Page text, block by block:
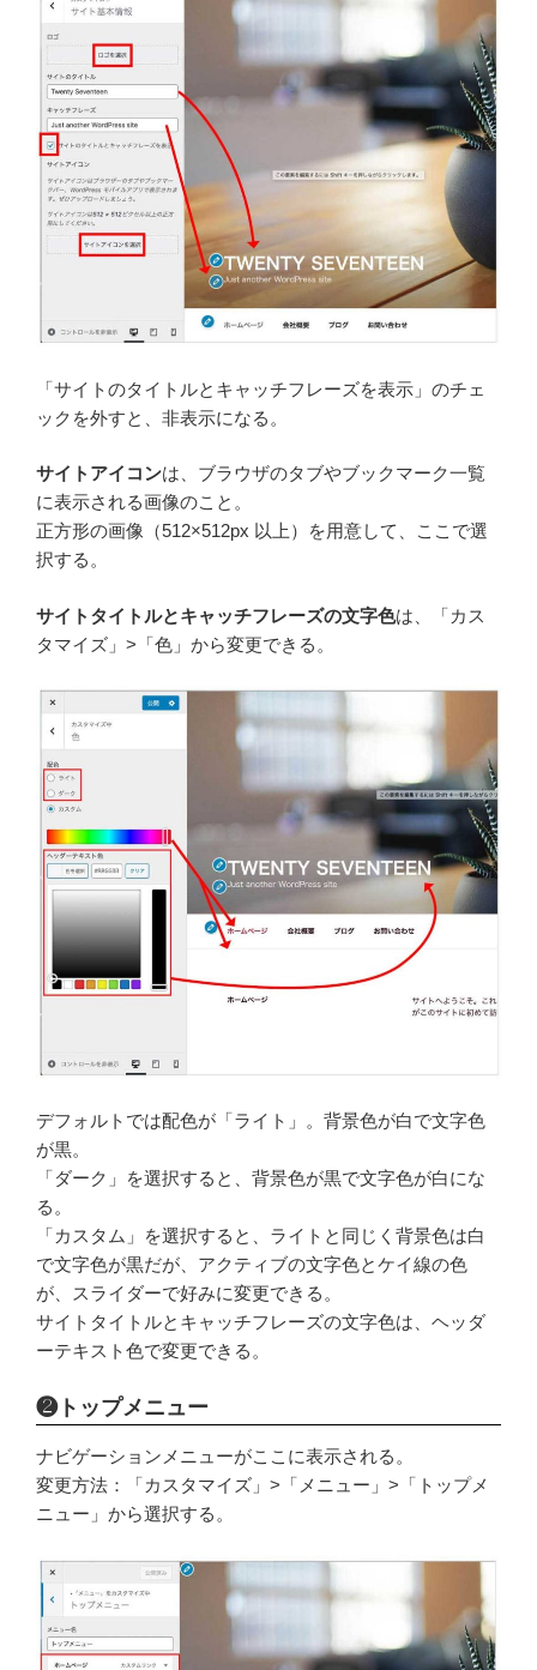
「サイトのタイトルとキャッチフレーズを表示」のチェ
ックを外すと、非表示になる。
サイトアイコンは、ブラウザのタブやブックマーク一覧
に表示される画像のこと。
正方形の画像（512×512px 以上）を用意して、ここで選
択する。
サイトタイトルとキャッチフレーズの文字色は、「カス
タマイズ」>「色」から変更できる。
デフォルトでは配色が「ライト」。背景色が白で文字色
が黒。
「ダーク」を選択すると、背景色が黒で文字色が白にな
る。
「カスタム」を選択すると、ライトと同じく背景色は白
で文字色が黒だが、アクティブの文字色とケイ線の色
が、スライダーで好みに変更できる。
サイトタイトルとキャッチフレーズの文字色は、ヘッダ
ーテキスト色で変更できる。
❷トップメニュー
ナビゲーションメニューがここに表示される。
変更方法：「カスタマイズ」>「メニュー」>「トップメ
ニュー」から選択する。